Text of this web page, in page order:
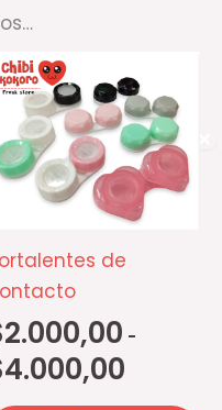
de
2.000,00 -
4.000,00
de
precios:
desde
$2.000,00
hasta
$4.000,00